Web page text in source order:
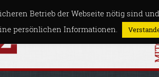
Betrieb der Webseite nötig sind
persönlichen Informationen.